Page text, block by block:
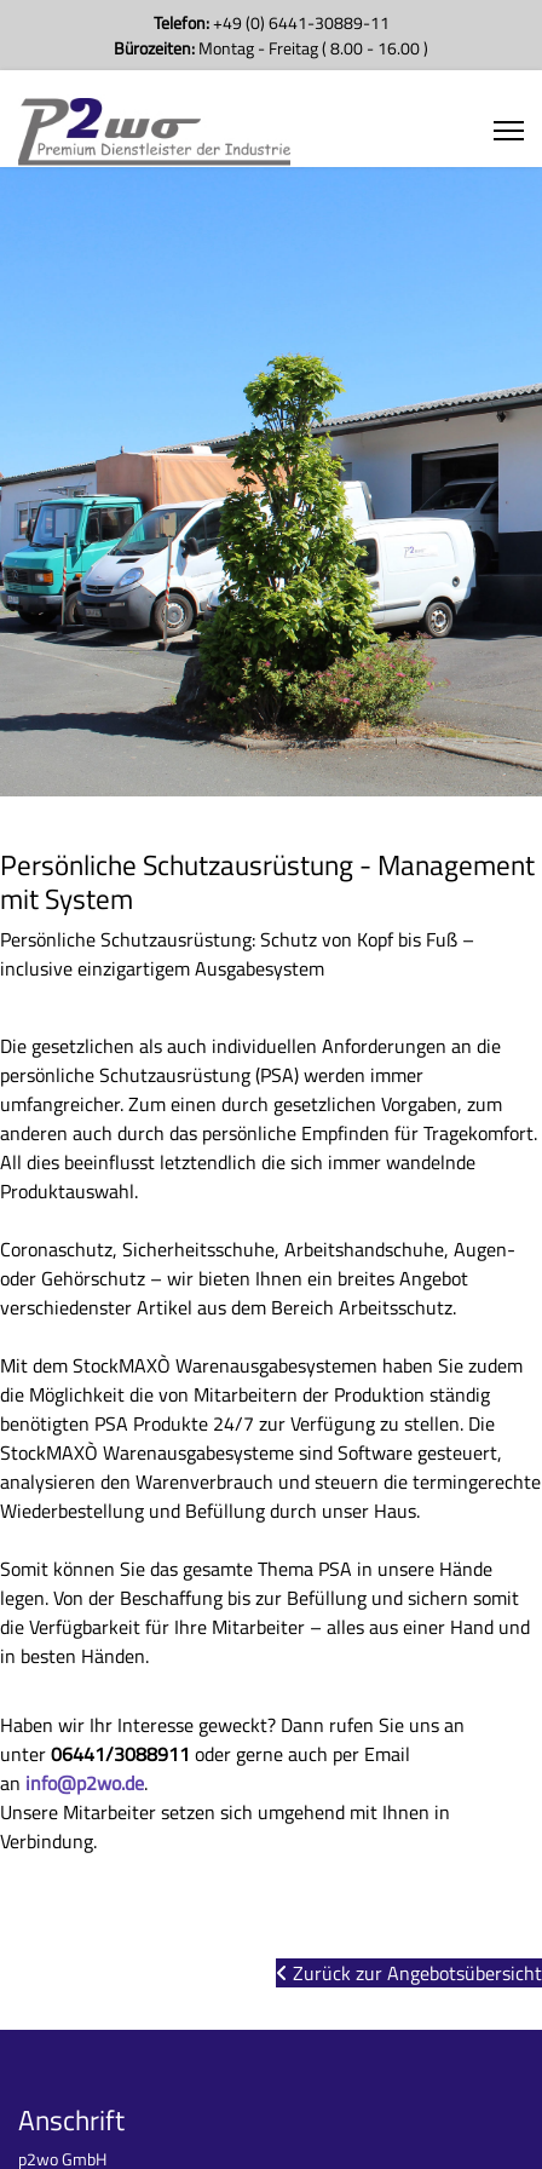
Telefon:+49 (0) 6441-30889-11
Bürozeiten:Montag - Freitag ( 8.00 - 16.00 )
Persönliche Schutzausrüstung - Management
mit System
Persönliche Schutzausrüstung: Schutz von Kopf bis Fuß –
inclusive einzigartigem Ausgabesystem
Die gesetzlichen als auch individuellen Anforderungen an die
persönliche Schutzausrüstung (PSA) werden immer
umfangreicher. Zum einen durch gesetzlichen Vorgaben, zum
anderen auch durch das persönliche Empfinden für Tragekomfort.
All dies beeinflusst letztendlich die sich immer wandelnde
Produktauswahl.
Coronaschutz, Sicherheitsschuhe, Arbeitshandschuhe, Augen-
oder Gehörschutz – wir bieten Ihnen ein breites Angebot
verschiedenster Artikel aus dem Bereich Arbeitsschutz.
Mit dem StockMAXÒ Warenausgabesystemen haben Sie zudem
die Möglichkeit die von Mitarbeitern der Produktion ständig
benötigten PSA Produkte 24/7 zur Verfügung zu stellen. Die
StockMAXÒ Warenausgabesysteme sind Software gesteuert,
analysieren den Warenverbrauch und steuern die termingerechte
Wiederbestellung und Befüllung durch unser Haus.
Somit können Sie das gesamte Thema PSA in unsere Hände
legen. Von der Beschaffung bis zur Befüllung und sichern somit
die Verfügbarkeit für Ihre Mitarbeiter – alles aus einer Hand und
in besten Händen.
Haben wir Ihr Interesse geweckt? Dann rufen Sie uns an
unter06441/3088911 oder gerne auch per Email
an info@p2wo.de.
Unsere Mitarbeiter setzen sich umgehend mit Ihnen in
Verbindung.
Zurück zur Angebotsübersicht
Anschrift
p2wo GmbH